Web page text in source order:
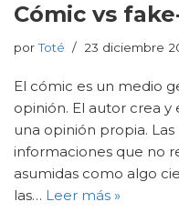
Cómic vs
porToté 23 diciembre
El cómic es un medio
opinión. El autor crea
una opinión propia.
informaciones que no
asumidas como algo
las… Leer más »